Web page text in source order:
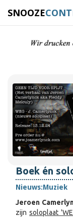
SNOOZE
Boek én
Nieuws:Muziek
Jeroen
zijnsoloplaat